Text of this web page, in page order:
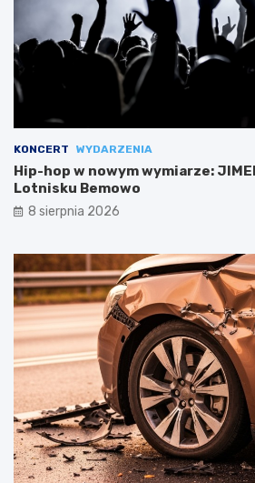
KONCERT WYDARZENIA
Hip-hop w nowym wymiarze:
Lotnisku Bemowo
8 sierpnia 2026